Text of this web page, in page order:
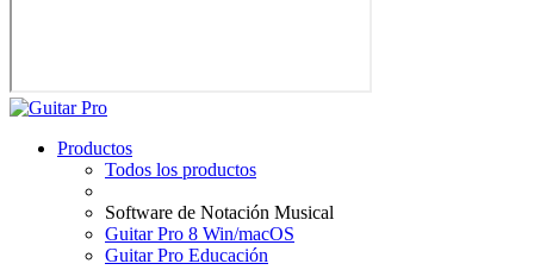
Productos
Todos los productos
Software de Notación Musical
Guitar Pro 8 Win/macOS
Guitar Pro Educación